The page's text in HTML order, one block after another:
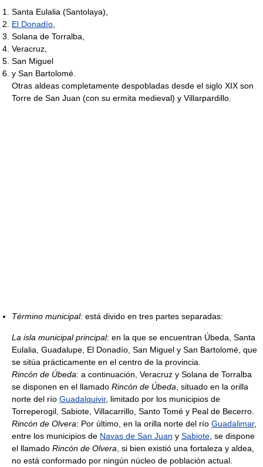
Santa Eulalia (Santolaya),
El Donadío
Solana de Torralba,
Veracruz,
San Miguel
y San Bartolomé.
Otras aldeas completamente despobladas desde el siglo XIX son
Torre de San Juan (con su ermita medieval) y Villarpardillo.
Término municipal: está divido en tres partes separadas:
La isla municipal principal: en la que se encuentran Úbeda, Santa
Eulalia, Guadalupe, El Donadío, San Miguel y San Bartolomé, que
se sitúa prácticamente en el centro de la provincia.
Rincón de Úbeda: a continuación, Veracruz y Solana de Torralba
se disponen en el llamado Rincón de Úbeda , situado en la orilla
norte del río Guadalquivir, limitado por los municipios de
Torreperogil, Sabiote, Villacarrillo, Santo Tomé y Peal de Becerro.
Rincón de Olvera: Por último, en la orilla norte del río Guadalimar,
entre los municipios de Navas de San Juan y Sabiote , se dispone
el llamado Rincón de Olvera , si bien existió una fortaleza y aldea,
no está conformado por ningún núcleo de población actual.